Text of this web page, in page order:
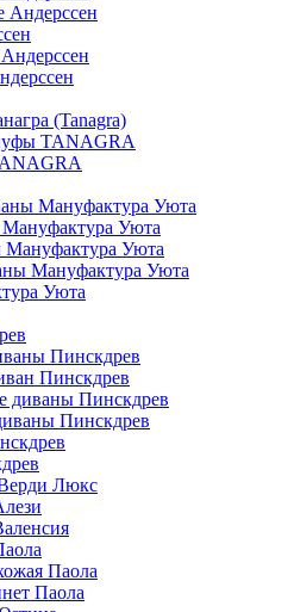
Андерссен
(Tanagra)
TANAGRA
Мануфактура Уюта
Уюта
Мануфактура Уюта
Мануфактура Уюта
Уюта
Пинскдрев
Пинскдрев
диваны Пинскдрев
Пинскдрев
Люкс
Паола
Паола